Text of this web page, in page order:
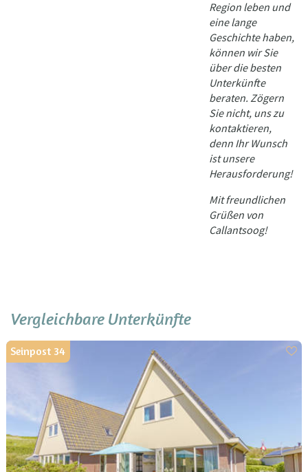
Region leben und
eine lange
Geschichte haben,
können wir Sie
über die besten
Unterkünfte
beraten. Zögern
Sie nicht, uns zu
kontaktieren,
denn Ihr Wunsch
ist unsere
Herausforderung!
Mit freundlichen
Grüßen von
Callantsoog!
Vergleichbare Unterkünfte
Seinpost 34